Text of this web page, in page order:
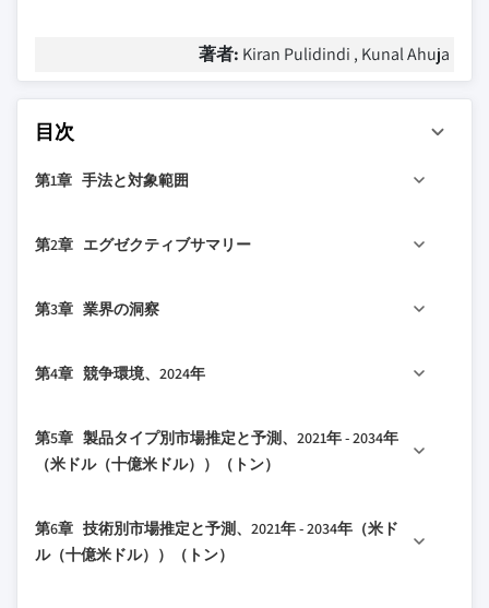
著者: Kiran Pulidindi , Kunal Ahuja
目次
第1章 手法と対象範囲
1.2 基本推定値と計算
1.4 データソース
1.4.2 二次データ
1.4.2.2 公共ソース
第2章 エグゼクティブサマリー
第3章 業界の洞察
3.1.1 バリューチェーンに影響を与える要因
3.1.3 破壊的変化
3.1.4 将来展望
3.1.6 流通業者
3.2 トランプ政権の関税が及ぼす影響 - 構造化概要
第4章 競争環境、2024年
4.2 企業の市場シェア分析
4.3 競争ポジションマトリックス
第5章 製品タイプ別市場推定と予測、2021年 - 2034年
（米ドル（十億米ドル））（トン）
5.2 建築用塗料
5.3 エナメル
第6章 技術別市場推定と予測、2021年 - 2034年（米ド
ル（十億米ドル））（トン）